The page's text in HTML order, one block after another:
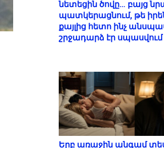
նետեցին ծովը… բայց
պատկերացնում, թե
քայլից հետո ինչ
շրջադարձ էր սպասվում
Երբ առաջին անգամ